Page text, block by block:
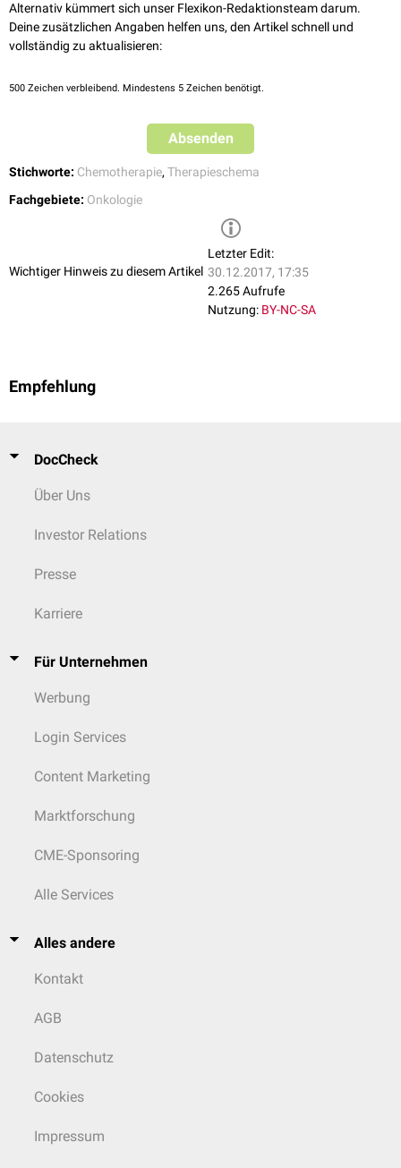
Alternativ kümmert sich unser Flexikon-Redaktionsteam darum.
Deine zusätzlichen Angaben helfen uns, den Artikel schnell und
vollständig zu aktualisieren:
500 Zeichen verbleibend. Mindestens 5 Zeichen benötigt.
Absenden
Stichworte: Chemotherapie, Therapieschema
Fachgebiete: Onkologie
Wichtiger Hinweis zu diesem Artikel
Letzter Edit:
30.12.2017, 17:35
2.265 Aufrufe
Nutzung: BY-NC-SA
Empfehlung
DocCheck
Über Uns
Investor Relations
Presse
Karriere
Für Unternehmen
Werbung
Login Services
Content Marketing
Marktforschung
CME-Sponsoring
Alle Services
Alles andere
Kontakt
AGB
Datenschutz
Cookies
Impressum